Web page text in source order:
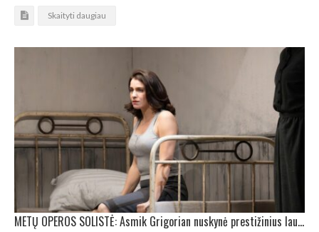
Skaityti daugiau
METŲ OPEROS SOLISTĖ: Asmik Grigorian nuskynė prestižinius laurus